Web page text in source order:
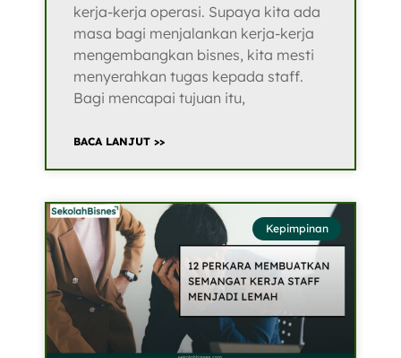
kerja-kerja operasi. Supaya kita ada
masa bagi menjalankan kerja-kerja
mengembangkan bisnes, kita mesti
menyerahkan tugas kepada staff.
Bagi mencapai tujuan itu,
BACA LANJUT >>
Kepimpinan